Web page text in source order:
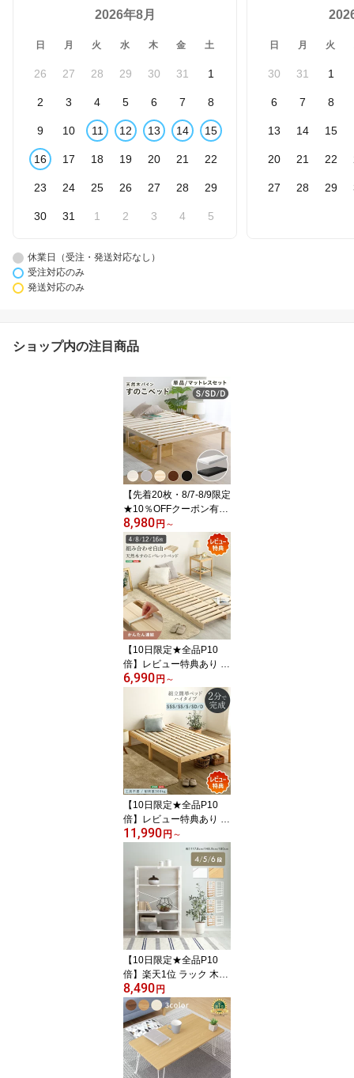
2026年8月
日 月 火 水 木 金 土
26 27 28 29 30 31 1
2 3 4 5 6 7 8
9 10 11 12 13 14 15
16 17 18 19 20 21 22
23 24 25 26 27 28 29
30 31 1 2 3 4 5
日 月 火
30 31 1
6 7 8
13 14 15
20 21 22
27 28 29
休業日（受注・発送対応なし）
受注対応のみ
発送対応のみ
ショップ内の注目商品
【先着20枚・8/7-8/9限定
★10％OFFクーポン有】
楽天1位 ベッド すのこベ
ッド ベッドフレーム す
のこ マットレスセット
シングルベッド セミダブ
ルベッド ダブルベッド
北欧パイン 脚付きベッド
木製 2段階 高さ調節 天然
木 北欧 ベットフレーム
8,980円 ～
【10日限定★全品P10
倍】レビュー特典あり パ
レットベッド すのこベッ
ド ベッドフレーム 天然
木 ベッド 組み合わせ自
由 ローベッド すのこ 通
気性 湿気対策 カビ ロー
タイプ 敷布団 マットレ
ス対応 1枚約1.5kg 軽量
設計
6,990円 ～
【10日限定★全品P10
倍】レビュー特典あり 工
具不要 すのこベッド ベ
ッドフレーム 2分で完
成！組立簡単 ネジなし
ベッド ハイタイプ【Tran
s-トランズ-】セミシング
ルショート セミシングル
シングル セミダブル ダ
ブル
11,990円 ～
【10日限定★全品P10
倍】楽天1位 ラック 木製
パイン 幅78cm 木製ラッ
ク パインラック ウッド
ラック 棚 木 ディスプレ
イラック おしゃれ オー
プンラック シェルフ オ
ープンシェルフ 収納ラッ
ク 天然木 収納 収納棚 4
8,490円